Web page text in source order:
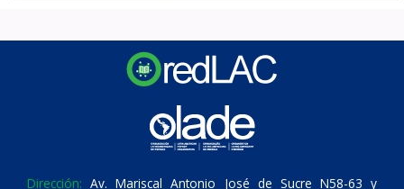
Dirección: Av. Mariscal Antonio José de Sucre N58-63 y